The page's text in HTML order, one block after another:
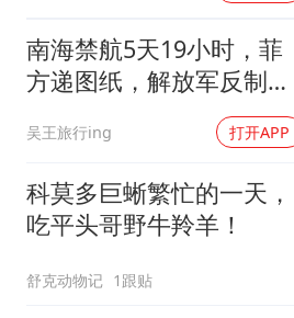
南海禁航5天19小时，菲
方递图纸，解放军反制组
吴王旅行ing 打开APP
科莫多巨蜥繁忙的一天，
吃平头哥野牛羚羊！
舒克动物记 1跟贴